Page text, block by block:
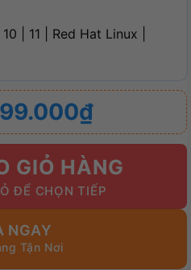
| 11 | Red Hat Linux |
₫
GIỎ HÀNG
NGAY